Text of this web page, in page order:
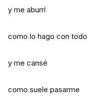
y me aburrí
como lo hago con todo
y me cansé
como suele pasarme